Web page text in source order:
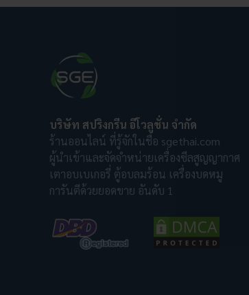
บริษัท สปริงกรีน อีโวลูชั่น จำกัด
ร้านออนไลน์ ที่รู้จักในชื่อ sgethai.com
ผู้นำเข้าและจัดจำหน่ายเครื่องซีลสูญญากาศ
เตาอบเบเกอรี่ ตู้อบลมร้อน เครื่องบดหมู
การันตีด้วยยอดขาย อันดับ 1